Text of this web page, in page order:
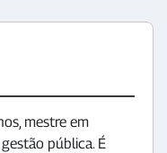
mestre em
pública. É